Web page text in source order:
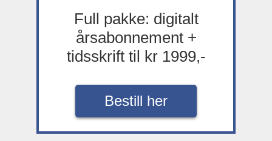
Full pakke: digitalt
årsabonnement +
tidsskrift til kr 1999,-
Bestill her